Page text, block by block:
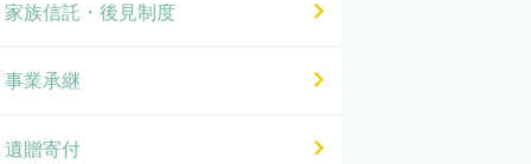
家族信託・後見制度
事業承継
遺贈寄付